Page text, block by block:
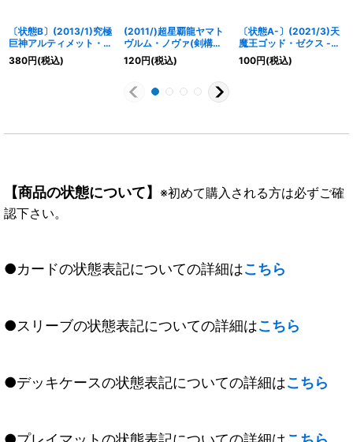
〔状態B〕(2013/1)究極
巨神アルティメット・ト
ール【X】{BS24-X06}
《白》
380円(税込)
(2011/)超星覇龍ヤマト
ヴルム・ノヴァ(剣構
え/NOTFORSALE)
【X】{X014}《赤》
120円(税込)
〔状態A-〕(2021/3)天
魔王ゴッド・ゼクス -ロ
ロノ型-(ノーマル仕様)
【X】{P16-16}《多》
100円(税込)
【商品の状態について】 ※初めて購入される方は必ずご確
認下さい。
●カードの状態表記についての詳細はこちら
●スリーブの状態表記についての詳細はこちら
●デッキケースの状態表記についての詳細はこちら